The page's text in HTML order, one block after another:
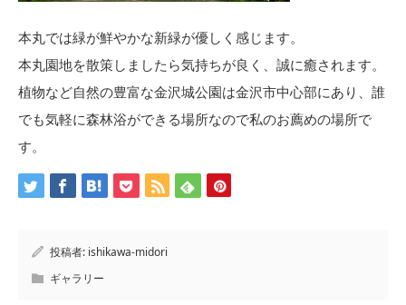
本丸では緑が鮮やかな新緑が優しく感じます。
本丸園地を散策しましたら気持ちが良く、誠に癒されます。
植物など自然の豊富な金沢城公園は金沢市中心部にあり、誰
でも気軽に森林浴ができる場所なので私のお薦めの場所で
す。
投稿者: ishikawa-midori
ギャラリー